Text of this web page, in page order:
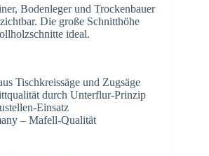
Bodenleger und Trockenbauer
Die große Schnitthöhe
ideal.
Tischkreissäge und Zugsäge
durch Unterflur-Prinzip
Einsatz
– Mafell-Qualität